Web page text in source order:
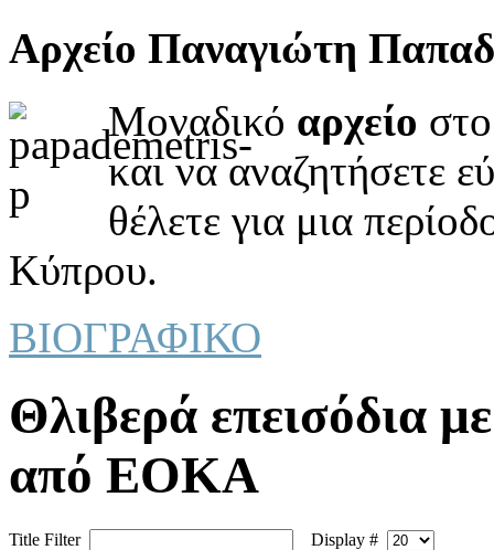
Αρχείο Παναγιώτη
Μοναδικό αρχείο
και να αναζητήσετε
θέλετε για μια
Κύπρου.
ΒΙΟΓΡΑΦΙΚΟ
Θλιβερά επεισόδια
από ΕΟΚΑ
Title Filter
Display #